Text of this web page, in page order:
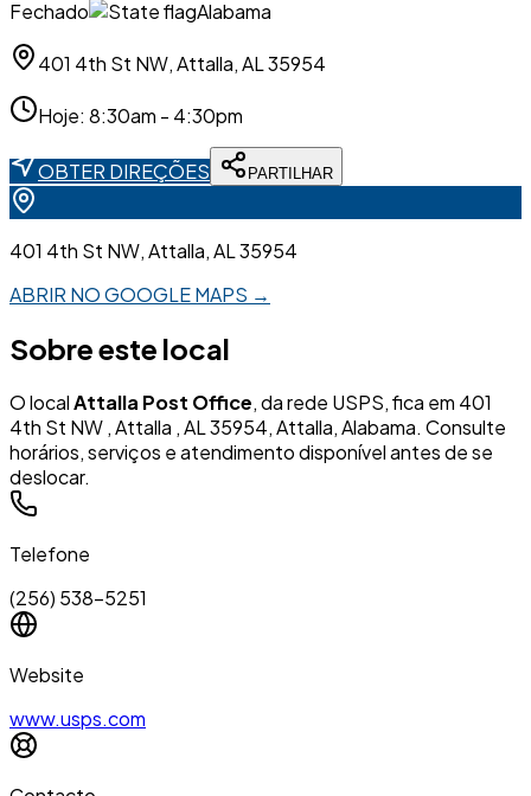
Fechado Alabama
401 4th St NW, Attalla, AL 35954
Hoje: 8:30am - 4:30pm
OBTER DIREÇÕES PARTILHAR
401 4th St NW, Attalla, AL 35954
ABRIR NO GOOGLE MAPS →
Sobre este local
O localAttalla Post Office, da rede USPS, fica em 401
4th St NW , Attalla , AL 35954, Attalla, Alabama. Consulte
horários, serviços e atendimento disponível antes de se
deslocar.
Telefone
(256) 538-5251
Website
www.usps.com